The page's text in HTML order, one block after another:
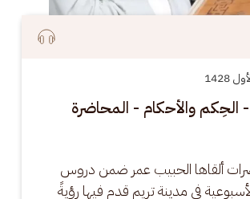
الحِكم والأحكام - المحاضرة
ألقاها الحبيب عمر ضمن دروس
في مدينة تريم قدم فيها رؤيةً